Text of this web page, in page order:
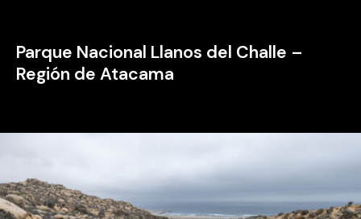
Parque Nacional Llanos del Challe –
Región de Atacama